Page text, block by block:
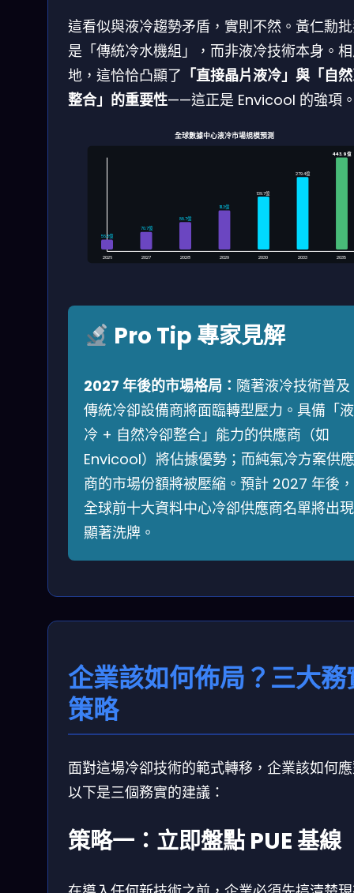
這看似與液冷趨勢矛盾，實則不然。黃仁勳
是「傳統冷水機組」，而非液冷技術本身。
地，這恰恰凸顯了 「直接晶片液冷」與「自
整合」的重要性——這正是 Envicool 的強項
全球數據中心液冷市場規模預測
2026 2027 2028 2029 2030 2033 2035
56.3億
70.7億
88.7億
111.3億
139.7億
279.4億
443.9億
Pro Tip 專家見解
2027 年後的市場格局： 隨著液冷技術普及
傳統冷卻設備商將面臨轉型壓力。具備「液
冷 + 自然冷卻整合」能力的供應商（如
Envicool）將佔據優勢；而純氣冷方案供應
商的市場份額將被壓縮。預計 2027 年後，
全球前十大資料中心冷卻供應商名單將出現
顯著洗牌。
企業該如何佈局？三大務
策略
面對這場冷卻技術的範式轉移，企業該如何
以下是三個務實的建議：
策略一：立即盤點 PUE 基線